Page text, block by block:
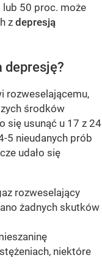
50 proc. może
z depresją
depresję?
rozweselającemu,
środków
się usunąć u 17 z 24
5 nieudanych prób
udało się
rozweselający
żadnych skutków
niektóre